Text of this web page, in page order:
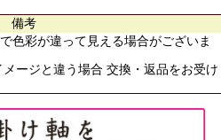
備考
色彩が違って見える場合がございま
メージと違う場合 交換・返品をお受け